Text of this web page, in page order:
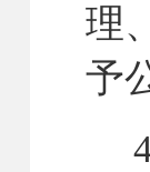
理
予